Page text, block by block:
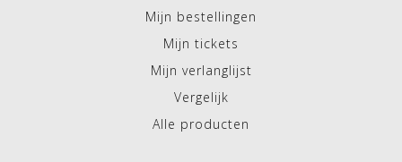
Mijn bestellingen
Mijn tickets
Mijn verlanglijst
Vergelijk
Alle producten